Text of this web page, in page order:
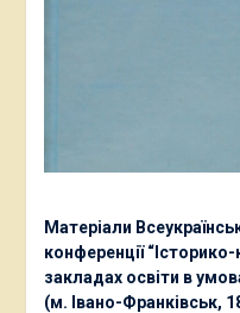
Матеріали
конференції
закладах освіти в
(м. Івано-Франківськ,